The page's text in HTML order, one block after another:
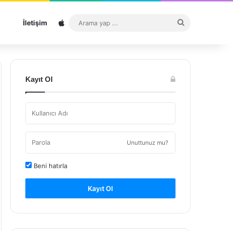
İletişim Sitemap
...
Kayıt Ol
Unuttunuz mu?
Beni hatırla
Kayıt Ol